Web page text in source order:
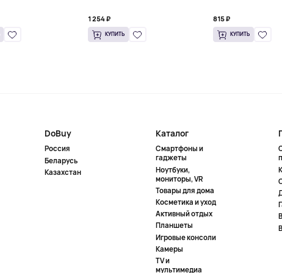
1 254 ₽
КУПИТЬ
815 ₽
КУПИТЬ
DoBuy
Россия
Беларусь
Казахстан
Каталог
Смартфоны и
гаджеты
Ноутбуки,
мониторы, VR
Товары для дома
Косметика и уход
Активный отдых
Планшеты
Игровые консоли
Камеры
TV и
мультимедиа